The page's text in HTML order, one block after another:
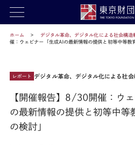
ホーム デジタル革命、デジタル化による社会構造
催：ウェビナー「生成AIの最新情報の提供と初等中等教
レポート デジタル革命、デジタル化による社
【開催報告】8/30開催：ウ
の最新情報の提供と初等中等
の検討」